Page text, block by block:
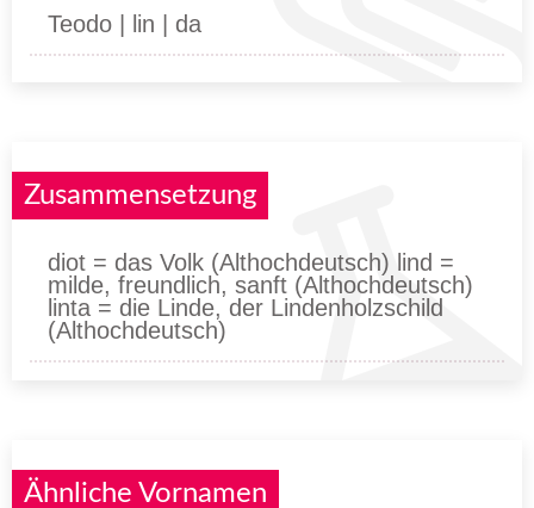
Teodo | lin | da
Zusammensetzung
diot = das Volk (Althochdeutsch) lind =
milde, freundlich, sanft (Althochdeutsch)
linta = die Linde, der Lindenholzschild
(Althochdeutsch)
Ähnliche Vornamen